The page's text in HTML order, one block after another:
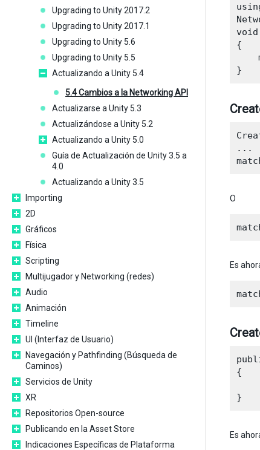
Upgrading to Unity 2017.2
Upgrading to Unity 2017.1
Upgrading to Unity 5.6
Upgrading to Unity 5.5
Actualizando a Unity 5.4
5.4 Cambios a la Networking API
Actualizarse a Unity 5.3
Actualizándose a Unity 5.2
Actualizando a Unity 5.0
Guía de Actualización de Unity 3.5 a
4.0
Actualizando a Unity 3.5
Importing
2D
Gráficos
Física
Scripting
Multijugador y Networking (redes)
Audio
Animación
Timeline
UI (Interfaz de Usuario)
Navegación y Pathfinding (Búsqueda de
Caminos)
Servicios de Unity
XR
Repositorios Open-source
Publicando en la Asset Store
Indicaciones Específicas de Plataforma
void
{
...
O
Es
{
Es